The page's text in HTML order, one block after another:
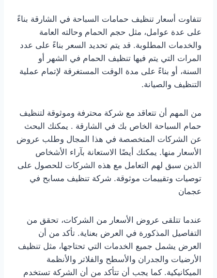
تتفاوت أسعار تنظيف حمامات السباحة في الشارقة بناءً
على عدة عوامل، مثل حجم الحمام وحالته العامة
والخدمات المطلوبة. قد يتم تحديد السعر بناءً على عدد
المرات التي يتم فيها تنظيف الحمام في الشهر أو
السنة، أو بناءً على مدة الوقت المستغرقة لإتمام عملية
التنظيف والصيانة.
من المهم أن تتعاقد مع شركة محترفة وموثوقة لتنظيف
حمام السباحة الخاص بك في الشارقة . يمكنك البحث
عن الشركات المتخصصة في هذا المجال وطلب عروض
الأسعار منها. يمكنك أيضًا الاستعانة بآراء الأشخاص
الذين سبق لهم التعامل مع هذه الشركات للحصول على
توصيات وتقييمات موثوقة. شركة تنظيف مسابح في
عجمان
عندما تتلقى عروض الأسعار من الشركات، تحقق من
التفاصيل المذكورة في العرض بعناية. تأكد من أن
العرض يشمل جميع الخدمات التي تحتاجها، مثل تنظيف
الأرضيات والجدران والأسطح والفلاتر والأنظمة
الميكانيكية. كما يجب أن تتأكد من أن الشركة تستخدم